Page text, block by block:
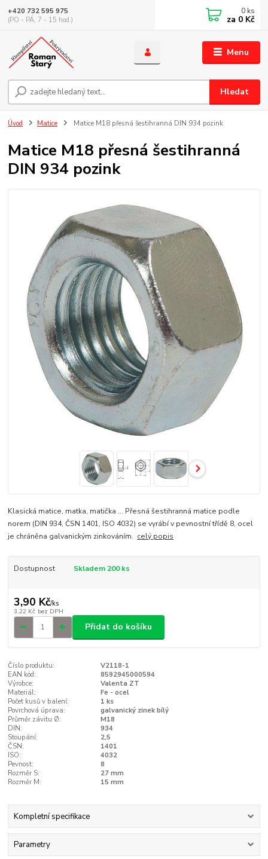
Menu
Hledat
+420 732 595 975
(PO - PÁ, 7 - 15 hod.)
0 ks
za 0 Kč
Úvod Matice Matice M18 přesná šestihranná DIN 934 pozink
Matice M18 přesná šestihranná
DIN 934 pozink
Klasická matice, matka, matička ... Přesná šestihranná matice podle
norem (DIN 934, ČSN 1401, ISO 4032) se vyrábí v pevnostní třídě 8, ocel
je chráněna galvanickým zinkováním. celý popis
Dostupnost Skladem 200 ks
3,90 Kč/ks
3,22 Kč bez DPH
Přidat do košíku
Číslo produktu:
V2118-1
EAN kód:
8592945000594
Výrobce:
Valenta ZT
Materiál:
Fe - ocel
Počet kusů v balení:
1 ks
Povrchová úprava:
galvanický zinek bílý
Průměr závitu Ø:
M18
DIN:
934
Stoupání:
2,5
ČSN:
1401
ISO:
4032
Pevnost:
8
Rozměr S:
27 mm
Rozměr M:
15 mm
Kompletní specifikace
Parametry